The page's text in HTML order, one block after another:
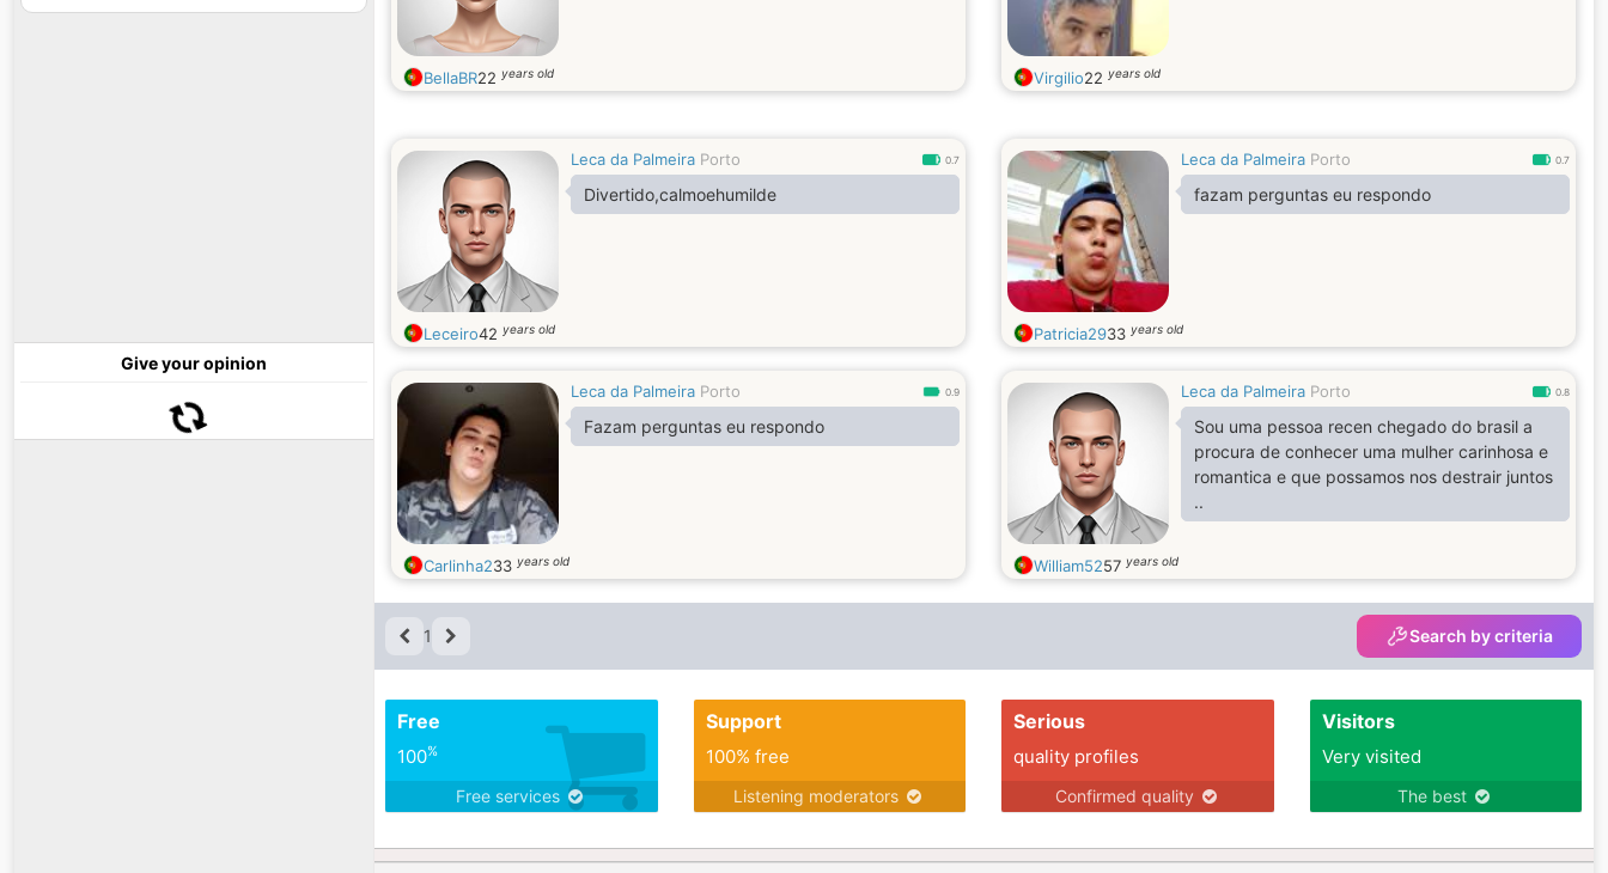
Give your opinion
BellaBR22 years old Virgilio22 years old
Leca da Palmeira Porto 0.7
Divertido,calmoehumilde
Leceiro42 years old
Leca da Palmeira Porto 0.7
fazam perguntas eu respondo
Patricia2933 years old
Leca da Palmeira Porto 0.9
Fazam perguntas eu respondo
Carlinha233 years old
Leca da Palmeira Porto 0.8
Sou uma pessoa recen chegado do brasil a
procura de conhecer uma mulher carinhosa e
romantica e que possamos nos destrair juntos
..
William5257 years old
1 Search by criteria
Free
100%
Free services
Support
100% free
Listening moderators
Serious
quality profiles
Confirmed quality
Visitors
Very visited
The best